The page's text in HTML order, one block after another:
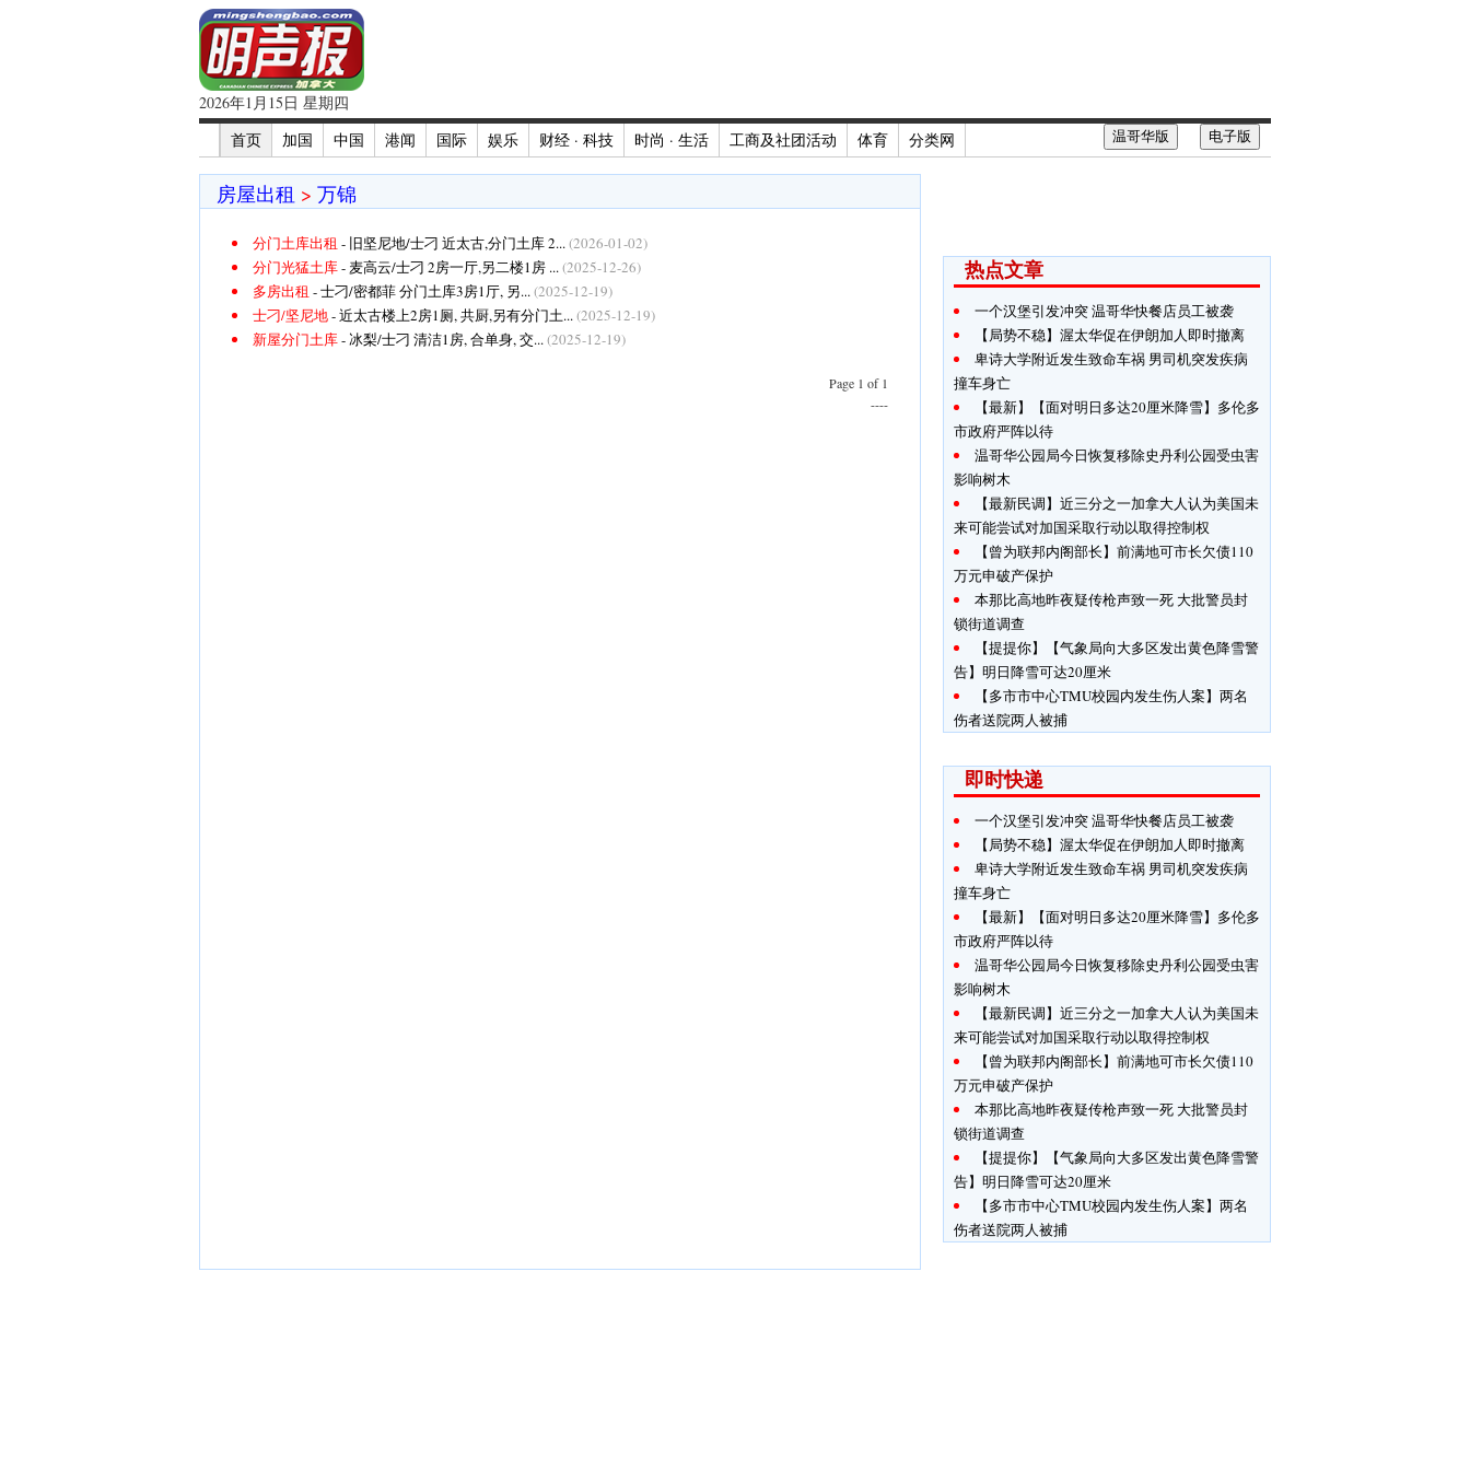
2026年1月15日 星期四
首页
加国 中国 港闻 国际 娱乐 财经 · 科技 时尚 · 生活 工商及社团活动 体育 分类网 电子版
温哥华版
房屋出租 > 万锦
分门土库出租 - 旧坚尼地/士刁 近太古,分门土库 2...(2026-01-02)
分门光猛土库- 麦高云/士刁 2房一厅,另二楼1房 ...(2025-12-26)
多房出租 - 士刁/密都菲 分门土库3房1厅, 另...(2025-12-19)
士刁/坚尼地- 近太古楼上2房1厕, 共厨,另有分门土...(2025-12-19)
新屋分门土库- 冰梨/士刁 清洁1房, 合单身, 交...(2025-12-19)
Page 1 of 1
----
热点文章
一个汉堡引发冲突 温哥华快餐店员工被袭
【局势不稳】渥太华促在伊朗加人即时撤离
卑诗大学附近发生致命车祸 男司机突发疾病
撞车身亡
【最新】【面对明日多达20厘米降雪】多伦多
市政府严阵以待
温哥华公园局今日恢复移除史丹利公园受虫害
影响树木
【最新民调】近三分之一加拿大人认为美国未
来可能尝试对加国采取行动以取得控制权
【曾为联邦内阁部长】前满地可市长欠债110
万元申破产保护
本那比高地昨夜疑传枪声致一死 大批警员封
锁街道调查
【提提你】【气象局向大多区发出黄色降雪警
告】明日降雪可达20厘米
【多市市中心TMU校园内发生伤人案】两名
伤者送院两人被捕
即时快递
一个汉堡引发冲突 温哥华快餐店员工被袭
【局势不稳】渥太华促在伊朗加人即时撤离
卑诗大学附近发生致命车祸 男司机突发疾病
撞车身亡
【最新】【面对明日多达20厘米降雪】多伦多
市政府严阵以待
温哥华公园局今日恢复移除史丹利公园受虫害
影响树木
【最新民调】近三分之一加拿大人认为美国未
来可能尝试对加国采取行动以取得控制权
【曾为联邦内阁部长】前满地可市长欠债110
万元申破产保护
本那比高地昨夜疑传枪声致一死 大批警员封
锁街道调查
【提提你】【气象局向大多区发出黄色降雪警
告】明日降雪可达20厘米
【多市市中心TMU校园内发生伤人案】两名
伤者送院两人被捕